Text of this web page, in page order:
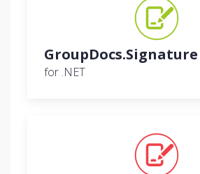
GroupDocs.Signature
for .NET